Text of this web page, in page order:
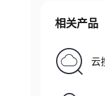
相关产品
云